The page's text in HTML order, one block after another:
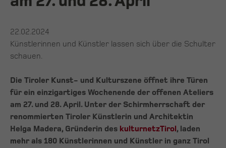
22.02.2024
Künstlerinnen und Künstler lassen sich über die Schulter
schauen.
Die Tiroler Kunst- und Kulturszene öffnet ihre Türen
für ein einzigartiges Wochenende der offenen Ateliers
am 27. und 28. April. Unter der Schirmherrschaft der
renommierten Tiroler Künstlerin und Architektin
Helga Madera, Gründerin des kulturnetzTirol, laden
mehr als 180 Künstlerinnen und Künstler in ganz Tirol